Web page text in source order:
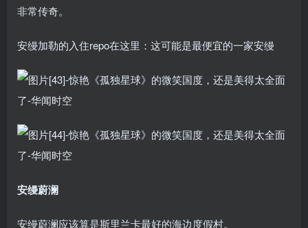
非常传奇。
安缦加勒的入住repo在这里：这可能是最便宜的一家安缦
安缦蔚澜
安缦蔚澜应该算是斯里兰卡最好的海边度假村。